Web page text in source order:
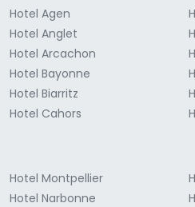
Hotel Agen
Hotel Anglet
Hotel Arcachon
Hotel Bayonne
Hotel Biarritz
Hotel Cahors
Hotel Montpellier
Hotel Narbonne